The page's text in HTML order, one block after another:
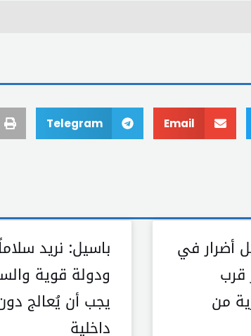
Email
Telegram
أضرار في
من
باسيل: نريد
ودولة قوية
يجب أن يُعالج
داخلية